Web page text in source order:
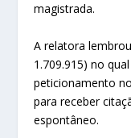
magistrada.
A relatora
1.709.915) no
peticionamento
para receber
espontâneo.